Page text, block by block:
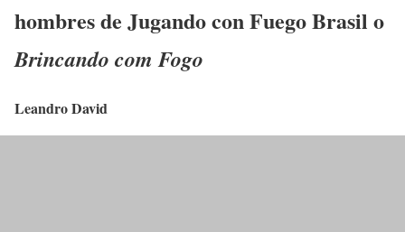
hombres de Jugando con Fuego Brasil o
Brincando com Fogo
Leandro David